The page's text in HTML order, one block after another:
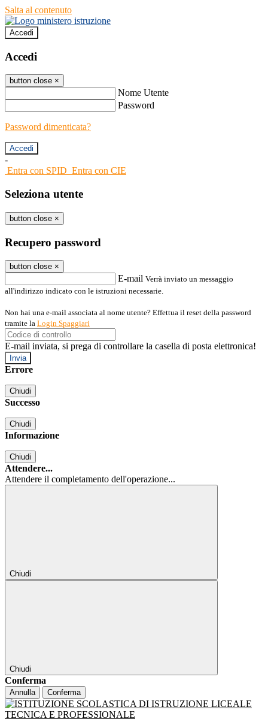
Salta al contenuto
Accedi
Accedi
button close ×
Nome Utente
Password
Password dimenticata?
-
Entra con SPID Entra con CIE
Seleziona utente
button close ×
Recupero password
button close ×
E-mail Verrà inviato un messaggio
all'indirizzo indicato con le istruzioni necessarie.
Non hai una e-mail associata al nome utente? Effettua il reset della password
tramite la Login Spaggiari
E-mail inviata, si prega di controllare la casella di posta elettronica!
Errore
Chiudi
Successo
Chiudi
Informazione
Chiudi
Attendere...
Attendere il completamento dell'operazione...
Chiudi
Chiudi
Conferma
Annulla Conferma